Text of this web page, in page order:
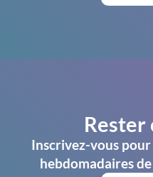
Rester
Inscrivez-vous
hebdomadaires